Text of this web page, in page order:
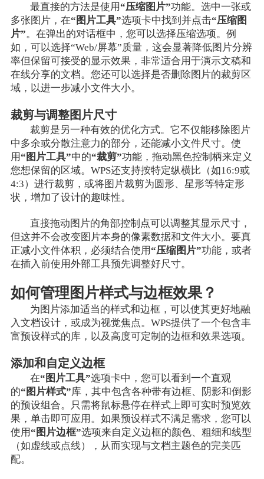
最直接的方法是使用“压缩图片”功能。选中一张或
多张图片，在“图片工具”选项卡中找到并点击“压缩图
片”。在弹出的对话框中，您可以选择压缩选项。例
如，可以选择“Web/屏幕”质量，这会显著降低图片分辨
率但保留可接受的显示效果，非常适合用于演示文稿和
在线分享的文档。您还可以选择是否删除图片的裁剪区
域，以进一步减小文件大小。
裁剪与调整图片尺寸
裁剪是另一种有效的优化方式。它不仅能移除图片
中多余或分散注意力的部分，还能减小文件尺寸。使
用“图片工具”中的“裁剪”功能，拖动黑色控制柄来定义
您想保留的区域。WPS还支持按特定纵横比（如16:9或
4:3）进行裁剪，或将图片裁剪为圆形、星形等特定形
状，增加了设计的趣味性。
直接拖动图片的角部控制点可以调整其显示尺寸，
但这并不会改变图片本身的像素数据和文件大小。要真
正减小文件体积，必须结合使用“压缩图片”功能，或者
在插入前使用外部工具预先调整好尺寸。
如何管理图片样式与边框效果？
为图片添加适当的样式和边框，可以使其更好地融
入文档设计，或成为视觉焦点。WPS提供了一个包含丰
富预设样式的库，以及高度可定制的边框和效果选项。
添加和自定义边框
在“图片工具”选项卡中，您可以看到一个直观
的“图片样式”库，其中包含各种带有边框、阴影和倒影
的预设组合。只需将鼠标悬停在样式上即可实时预览效
果，单击即可应用。如果预设样式不满足需求，您可以
使用“图片边框”选项来自定义边框的颜色、粗细和线型
（如虚线或点线），从而实现与文档主题色的完美匹
配。